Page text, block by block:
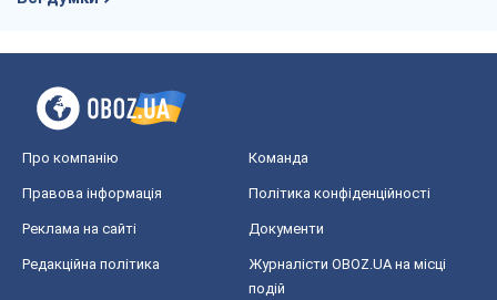
Про компанію Команда
Правова інформація Політика конфіденційності
Реклама на сайті Документи
Редакційна політика
Журналісти OBOZ.UA на місці
подій